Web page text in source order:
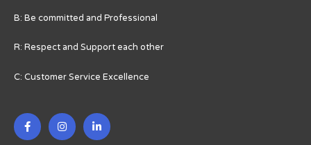
B: Be committed and Professional
R: Respect and Support each other
C: Customer Service Excellence
F
a
c
I
n
s
L
i
n